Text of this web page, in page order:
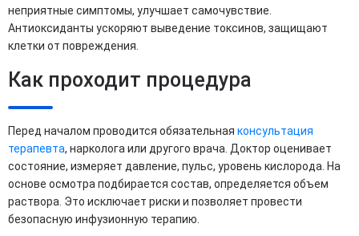
неприятные симптомы, улучшает самочувствие.
Антиоксиданты ускоряют выведение токсинов, защищают
клетки от повреждения.
Как проходит процедура
Перед началом проводится обязательная консультация
терапевта, нарколога или другого врача. Доктор оценивает
состояние, измеряет давление, пульс, уровень кислорода. На
основе осмотра подбирается состав, определяется объем
раствора. Это исключает риски и позволяет провести
безопасную инфузионную терапию.